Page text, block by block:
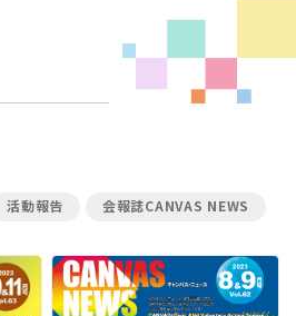
活動報告 会報誌CANVAS NEWS